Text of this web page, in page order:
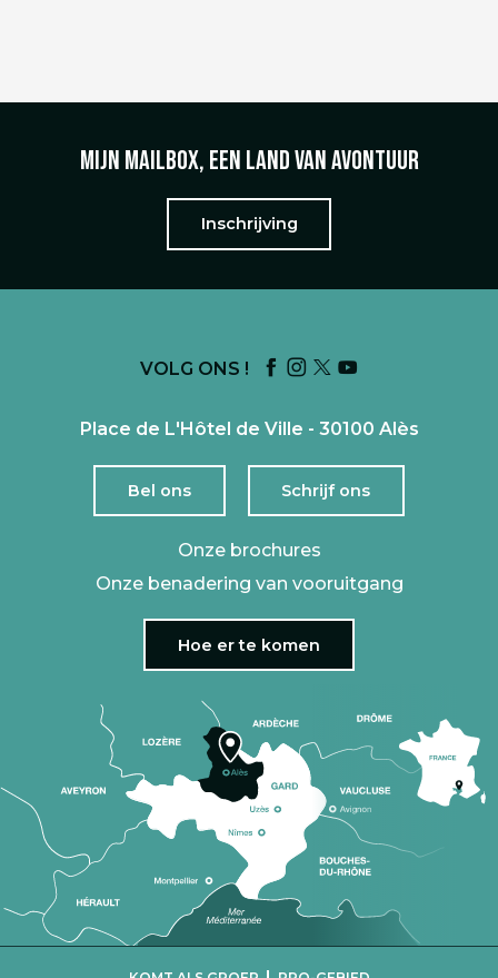
Mijn mailbox, een land van avontuur
Inschrijving
VOLG ONS !
Place de L'Hôtel de Ville - 30100 Alès
Bel ons Schrijf ons
Onze brochures
Onze benadering van vooruitgang
Hoe er te komen